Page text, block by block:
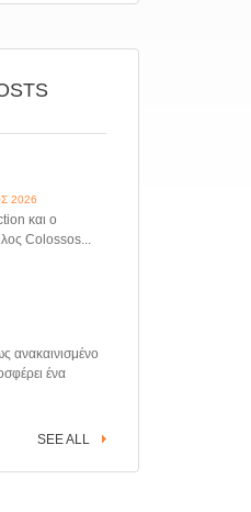
2026
και ο
Colossos...
ανακαινισμένο
ένα
SEE ALL